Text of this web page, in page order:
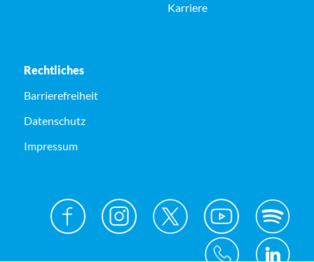
Karriere
Rechtliches
Barrierefreiheit
Datenschutz
Impressum